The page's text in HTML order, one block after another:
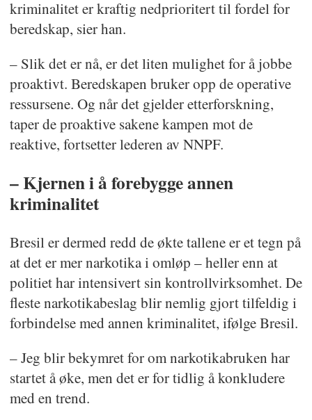
kriminalitet er kraftig nedprioritert til fordel for
beredskap, sier han.
– Slik det er nå, er det liten mulighet for å jobbe
proaktivt. Beredskapen bruker opp de operative
ressursene. Og når det gjelder etterforskning,
taper de proaktive sakene kampen mot de
reaktive, fortsetter lederen av NNPF.
– Kjernen i å forebygge annen
kriminalitet
Bresil er dermed redd de økte tallene er et tegn på
at det er mer narkotika i omløp – heller enn at
politiet har intensivert sin kontrollvirksomhet. De
fleste narkotikabeslag blir nemlig gjort tilfeldig i
forbindelse med annen kriminalitet, ifølge Bresil.
– Jeg blir bekymret for om narkotikabruken har
startet å øke, men det er for tidlig å konkludere
med en trend.